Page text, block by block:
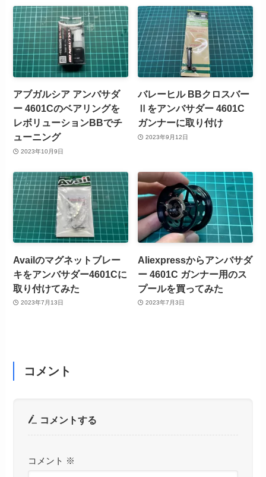
アブガルシア アンバサダ
ー 4601Cのベアリングを
レボリューションBBでチ
ューニング
2023年10月9日
バレーヒル BBクロスバー
Ⅱをアンバサダー 4601C
ガンナーに取り付け
2023年9月12日
Availのマグネットブレー
キをアンバサダー4601Cに
取り付けてみた
2023年7月13日
Aliexpressからアンバサダ
ー 4601C ガンナー用のス
プールを買ってみた
2023年7月3日
コメント
コメントする
コメント ※